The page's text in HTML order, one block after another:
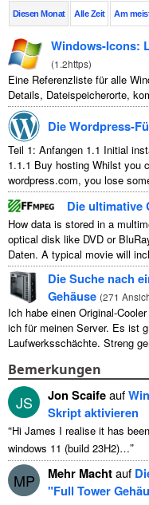
Diesen Monat Alle Zeit Am
Windows-Icons:
(1.2https)
Eine Referenzliste für alle
Details, Dateispeicherorte,
Die Wordpress-
Teil 1: Anfangen 1.1 Initial
1.1.1 Buy hosting Whilst you
wordpress.com, you lose
Die ultimative
How data is stored in a
optical disk like DVD or
Daten. A typical movie will
Die Suche nach
Gehäuse (271
Ich habe einen Original-
ich für meinen Server. Es ist
Laufwerksschächte. Streng
Bemerkungen
JS Jon Scaifeauf
Skript aktivieren
“Hi James I realise it has
windows 11 (build 23H2)…”
MP Mehr Machtauf
"Full Tower